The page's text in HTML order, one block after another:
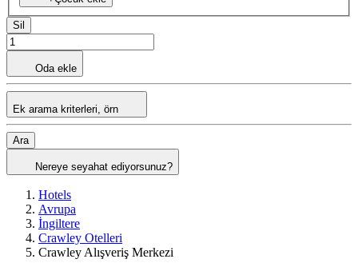
Sil
Oda ekle
Ek arama kriterleri, örn
Ara
Nereye seyahat ediyorsunuz?
Hotels
Avrupa
İngiltere
Crawley Otelleri
Crawley Alışveriş Merkezi